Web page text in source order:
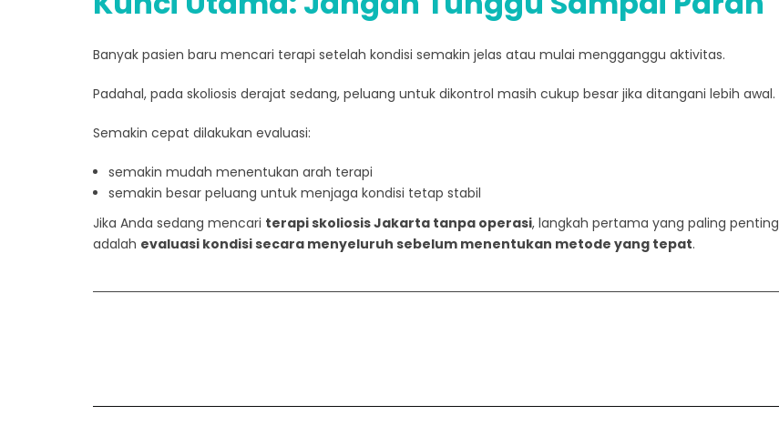
Banyak pasien baru mencari terapi setelah kondisi semakin jelas atau mulai mengganggu aktivitas.
Padahal, pada skoliosis derajat sedang, peluang untuk dikontrol masih cukup besar jika ditangani lebih awal.
Semakin cepat dilakukan evaluasi:
semakin mudah menentukan arah terapi
semakin besar peluang untuk menjaga kondisi tetap stabil
Jika Anda sedang mencari terapi skoliosis Jakarta tanpa operasi, langkah pertama yang paling penting
adalah evaluasi kondisi secara menyeluruh sebelum menentukan metode yang tepat.